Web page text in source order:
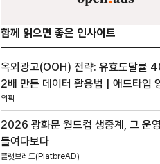
함께 읽으면 좋은 인사이트
옥외광고(OOH) 전략: 유효도달률
2배 만든 데이터 활용법 | 애드타입
위픽
2026 광화문 월드컵 생중계, 그 운
들여다보다
플랫브레드(PlatbreAD)